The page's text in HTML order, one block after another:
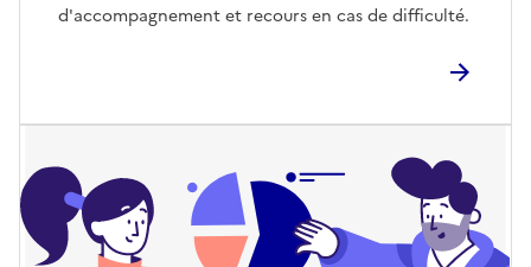
d'accompagnement et recours en cas de difficulté.